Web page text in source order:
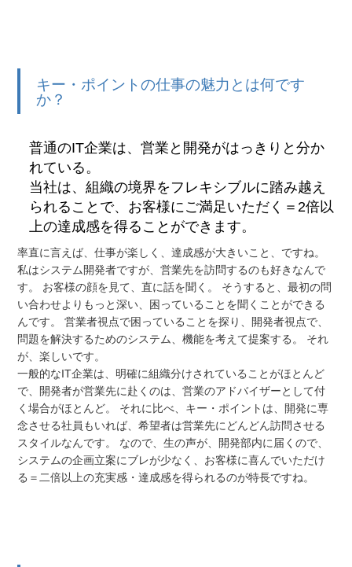
キー・ポイントの仕事の魅力とは何です
か？
普通のIT企業は、営業と開発がはっきりと分か
れている。
当社は、組織の境界をフレキシブルに踏み越え
られることで、お客様にご満足いただく＝2倍以
上の達成感を得ることができます。
率直に言えば、仕事が楽しく、達成感が大きいこと、ですね。
私はシステム開発者ですが、営業先を訪問するのも好きなんで
す。 お客様の顔を見て、直に話を聞く。 そうすると、最初の問
い合わせよりもっと深い、困っていることを聞くことができる
んです。 営業者視点で困っていることを探り、開発者視点で、
問題を解決するためのシステム、機能を考えて提案する。 それ
が、楽しいです。
一般的なIT企業は、明確に組織分けされていることがほとんど
で、開発者が営業先に赴くのは、営業のアドバイザーとして付
く場合がほとんど。 それに比べ、キー・ポイントは、開発に専
念させる社員もいれば、希望者は営業先にどんどん訪問させる
スタイルなんです。 なので、生の声が、開発部内に届くので、
システムの企画立案にブレが少なく、お客様に喜んでいただけ
る＝二倍以上の充実感・達成感を得られるのが特長ですね。